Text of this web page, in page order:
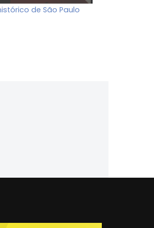
de São Paulo